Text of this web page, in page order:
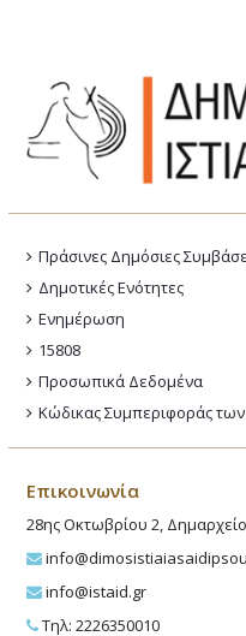
Πράσινες Δημόσιες
Δημοτικές Ενότητες
Ενημέρωση
15808
Προσωπικά Δεδομένα
Κώδικας Συμπεριφοράς
Επικοινωνία
28ης Οκτωβρίου 2,
info@istaid.gr
Τηλ: 2226350010